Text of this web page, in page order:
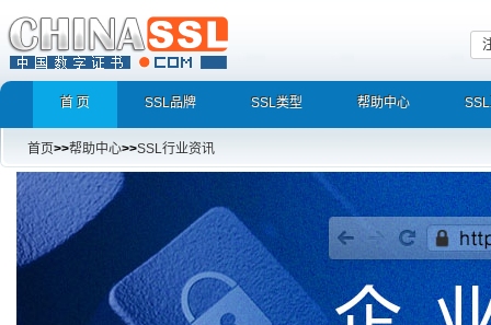
首 页 SSL品牌 SSL类型 帮助中心
首页>>帮助中心>>SSL行业资讯